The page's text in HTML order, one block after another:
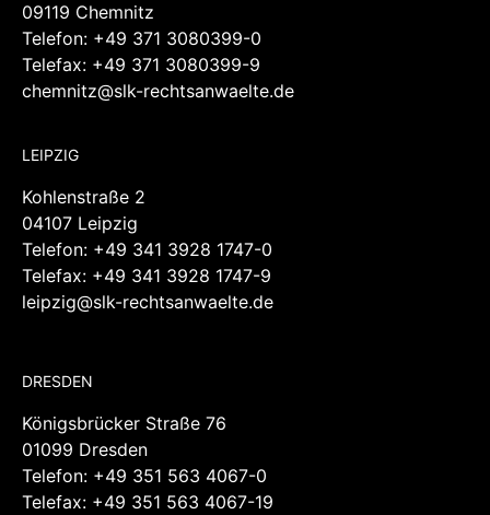
09119 Chemnitz
Telefon: +49 371 3080399-0
Telefax: +49 371 3080399-9
chemnitz@slk-rechtsanwaelte.de
LEIPZIG
Kohlenstraße 2
04107 Leipzig
Telefon: +49 341 3928 1747-0
Telefax: +49 341 3928 1747-9
leipzig@slk-rechtsanwaelte.de
DRESDEN
Königsbrücker Straße 76
01099 Dresden
Telefon: +49 351 563 4067-0
Telefax: +49 351 563 4067-19